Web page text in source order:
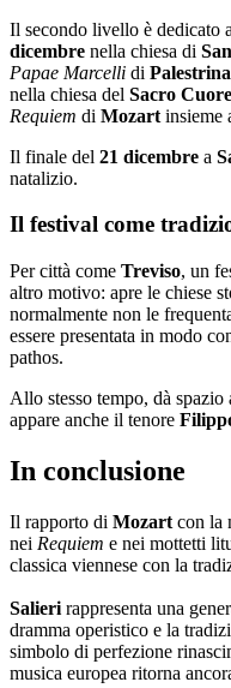
Il secondo livello è dedicato
dicembre nella chiesa di
Papae Marcelli di Palestrina
nella chiesa del Sacro Cuore
Requiem di Mozart insieme
Il finale del 21 dicembre a
natalizio.
Il festival come
Per città come Treviso, un
altro motivo: apre le chiese
normalmente non le
essere presentata in modo
pathos.
Allo stesso tempo, dà
appare anche il tenore
In conclusione
Il rapporto di Mozart con la
nei Requiem e nei mottetti
classica viennese con la
Salieri rappresenta una
dramma operistico e la
simbolo di perfezione
musica europea ritorna